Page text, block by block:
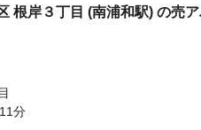
根岸３丁目 (南浦和駅) の売
分